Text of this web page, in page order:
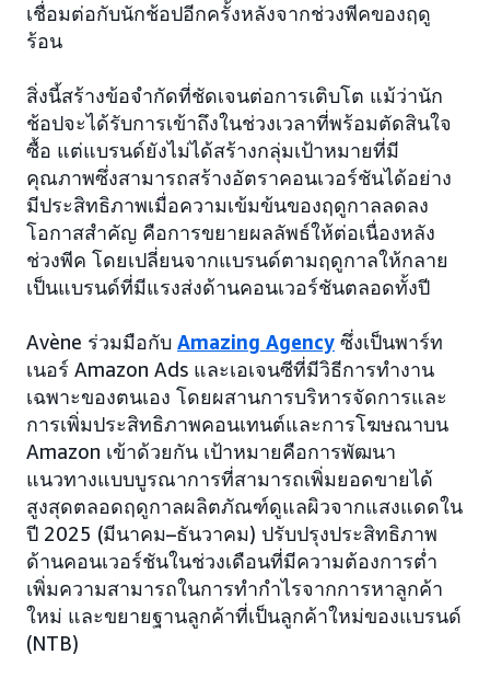
เชื่อมต่อกับนักช้อปอีกครั้งหลังจากช่วงพีคของฤดู
ร้อน
สิ่งนี้สร้างข้อจำกัดที่ชัดเจนต่อการเติบโต แม้ว่านัก
ช้อปจะได้รับการเข้าถึงในช่วงเวลาที่พร้อมตัดสินใจ
ซื้อ แต่แบรนด์ยังไม่ได้สร้างกลุ่มเป้าหมายที่มี
คุณภาพซึ่งสามารถสร้างอัตราคอนเวอร์ชันได้อย่าง
มีประสิทธิภาพเมื่อความเข้มข้นของฤดูกาลลดลง
โอกาสสำคัญ คือการขยายผลลัพธ์ให้ต่อเนื่องหลัง
ช่วงพีค โดยเปลี่ยนจากแบรนด์ตามฤดูกาลให้กลาย
เป็นแบรนด์ที่มีแรงส่งด้านคอนเวอร์ชันตลอดทั้งปี
Avène ร่วมมือกับ Amazing Agency ซึ่งเป็นพาร์ท
เนอร์ Amazon Ads และเอเจนซีที่มีวิธีการทำงาน
เฉพาะของตนเอง โดยผสานการบริหารจัดการและ
การเพิ่มประสิทธิภาพคอนเทนต์และการโฆษณาบน
Amazon เข้าด้วยกัน เป้าหมายคือการพัฒนา
แนวทางแบบบูรณาการที่สามารถเพิ่มยอดขายได้
สูงสุดตลอดฤดูกาลผลิตภัณฑ์ดูแลผิวจากแสงแดดใน
ปี 2025 (มีนาคม–ธันวาคม) ปรับปรุงประสิทธิภาพ
ด้านคอนเวอร์ชันในช่วงเดือนที่มีความต้องการต่ำ
เพิ่มความสามารถในการทำกำไรจากการหาลูกค้า
ใหม่ และขยายฐานลูกค้าที่เป็นลูกค้าใหม่ของแบรนด์
(NTB)